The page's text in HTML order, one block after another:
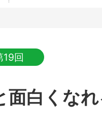
19回
面白くなれ